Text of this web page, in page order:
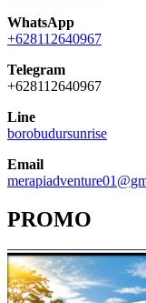
WhatsApp
+628112640967
Telegram
+628112640967
Line
borobudursunrise
Email
PROMO